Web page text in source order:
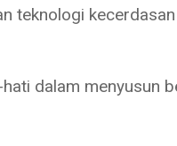
teknologi
dalam menyusun